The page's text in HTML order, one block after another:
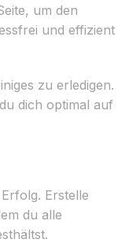
um den
und effizient
zu erledigen.
dich optimal auf
Erstelle
du alle